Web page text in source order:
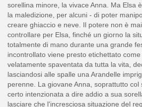
sorellina minore, la vivace Anna. Ma Elsa
la maledizione, per alcuni - di poter
creare ghiaccio e neve. Il potere non è
controllare per Elsa, finché un giorno la
totalmente di mano durante una grande
incontrollato viene presto etichettato
velatamente spaventata da tutta la vita,
lasciandosi alle spalle una Arandelle
perenne. La giovane Anna, soprattutto
certo intenzionata a dire addio a sua
lasciare che l'incresciosa situazione del